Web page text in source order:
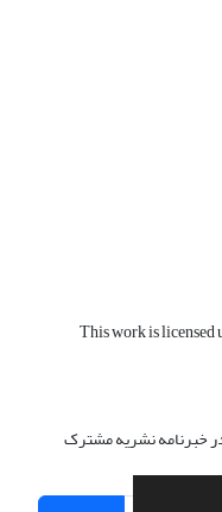
This work is licensed
خبرنامه نشریه مشترک